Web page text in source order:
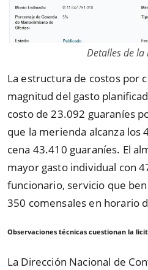
Detalles de la
La estructura de costos por
magnitud del gasto
costo de 23.092 guaraníes
que la merienda alcanza los
cena 43.410 guaraníes. El
mayor gasto individual con
funcionario, servicio que
350 comensales en horario
Observaciones técnicas cuestionan la
La Dirección Nacional de